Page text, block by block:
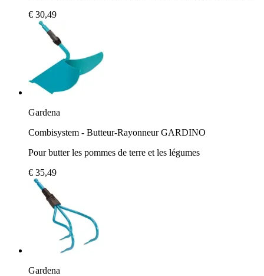
€ 30,49
Gardena
Combisystem - Butteur-Rayonneur GARDINO
Pour butter les pommes de terre et les légumes
€ 35,49
Gardena